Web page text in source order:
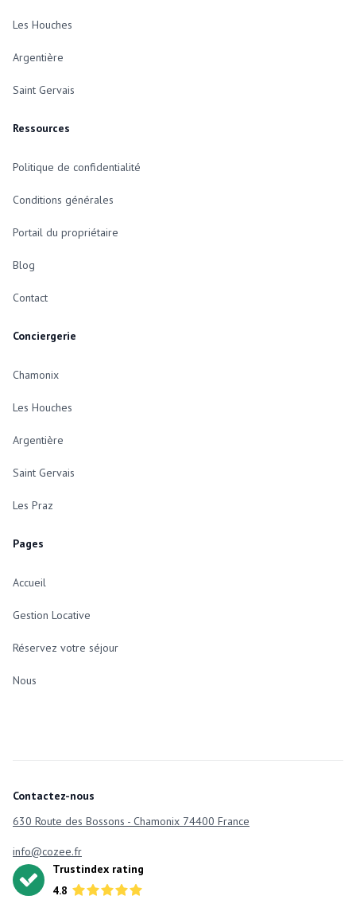
Les Houches
Argentière
Saint Gervais
Ressources
Politique de confidentialité
Conditions générales
Portail du propriétaire
Blog
Contact
Conciergerie
Chamonix
Les Houches
Argentière
Saint Gervais
Les Praz
Pages
Accueil
Gestion Locative
Réservez votre séjour
Nous
Contactez-nous
630 Route des Bossons - Chamonix 74400 France
info@cozee.fr
Trustindex rating
4.8